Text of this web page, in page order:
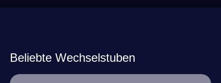
Beliebte Wechselstuben